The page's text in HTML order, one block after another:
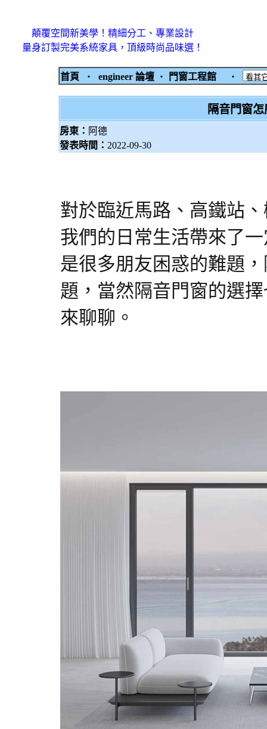
顛覆空間新美學！精細分工、專業設計
量身訂製完美系統家具，頂級時尚品味選！
首頁 ‧ engineer 論壇 ‧ 門窗工程館 ‧
隔音門窗
房東： 阿德
發表時間： 2022-09-30
對於臨近馬路、高鐵站
我們的日常生活帶來了
是很多朋友困惑的難題
題，當然隔音門窗的選
來聊聊。